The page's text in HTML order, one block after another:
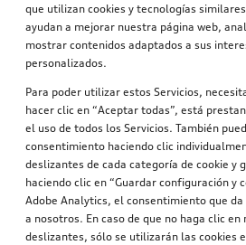
que utilizan cookies y tecnologías
ayudan a mejorar nuestra página web,
mostrar contenidos adaptados a sus
personalizados.
Para poder utilizar estos Servicios,
hacer clic en “Aceptar todas”, está
el uso de todos los Servicios. También
consentimiento haciendo clic
deslizantes de cada categoría de cookie y
haciendo clic en “Guardar configuración y
Adobe Analytics, el consentimiento que
a nosotros. En caso de que no haga clic
deslizantes, sólo se utilizarán las cookies